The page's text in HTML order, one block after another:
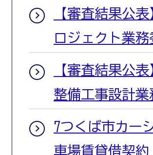
【審査結果公
ロジェクト業
【審査結果公
整備工事設計
7つくば市カー
車場賃貸借契